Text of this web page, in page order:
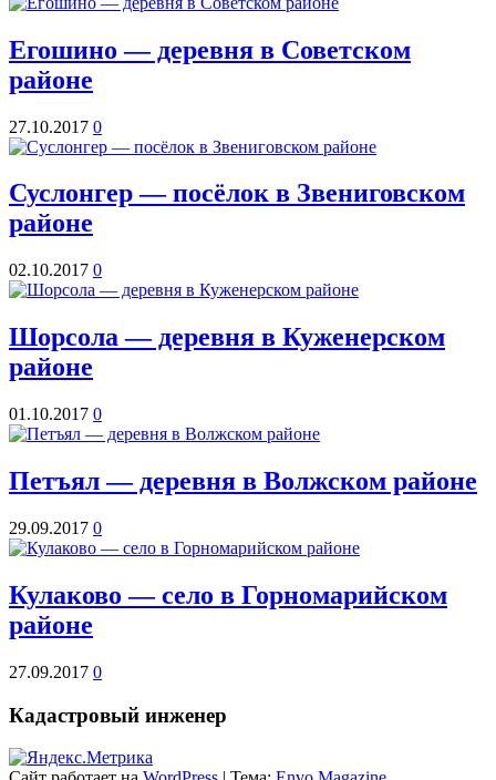
Егошино — деревня в Советском
районе
27.10.2017 0
Суслонгер — посёлок в Звениговском
районе
02.10.2017 0
Шорсола — деревня в Куженерском
районе
01.10.2017 0
Петъял — деревня в Волжском районе
29.09.2017 0
Кулаково — село в Горномарийском
районе
27.09.2017 0
Кадастровый инженер